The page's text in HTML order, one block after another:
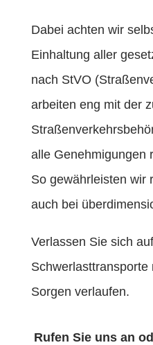
Dabei achten wir
Einhaltung aller
nach StVO
arbeiten eng mit der
alle Genehmigungen
So gewährleisten wir
auch bei
Verlassen Sie sich
Sorgen verlaufen.
Rufen Sie uns an